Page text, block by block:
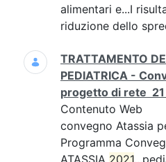
alimentari e...I
riduzione dello
TRATTAMENTO
PEDIATRICA -
progetto di rete
Contenuto Web
convegno Atassia
Programma
ATASSIA 2021